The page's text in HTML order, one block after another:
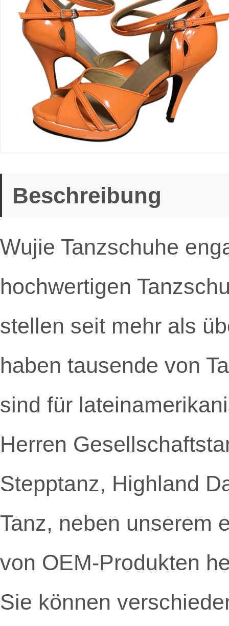
Beschreibung
Wujie Tanzschuhe
hochwertigen
stellen seit mehr als
haben tausende von
sind für
Herren
Stepptanz, Highland
Tanz, neben unserem
von OEM-Produkten
Sie können